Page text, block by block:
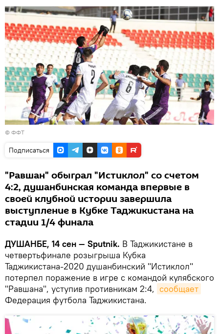
© ФФТ
Подписаться
"Равшан" обыграл "Истиклол" со счетом
4:2, душанбинская команда впервые в
своей клубной истории завершила
выступление в Кубке Таджикистана на
стадии 1/4 финала
ДУШАНБЕ, 14 сен — Sputnik. В Таджикистане в
четвертьфинале розыгрыша Кубка
Таджикистана-2020 душанбинский "Истиклол"
потерпел поражение в игре с командой кулябского
"Равшана", уступив противникам 2:4, сообщает
Федерация футбола Таджикистана.